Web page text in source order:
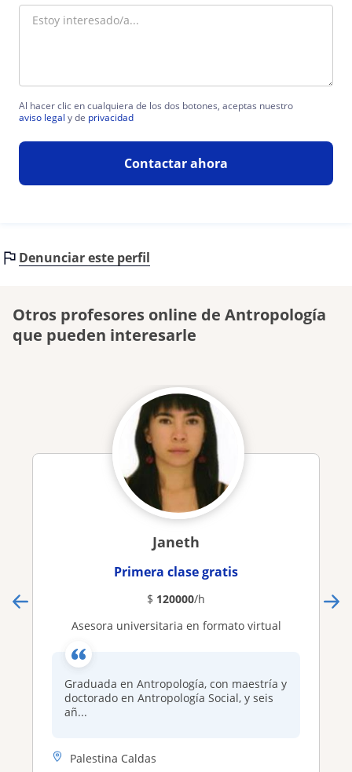
Al hacer clic en cualquiera de los dos botones, aceptas nuestro
aviso legal y de privacidad
Contactar ahora
Denunciar este perfil
Otros profesores online de Antropología
que pueden interesarle
Janeth
Primera clase gratis
$ 120000/h
Asesora universitaria en formato virtual
Graduada en Antropología, con maestría y
doctorado en Antropología Social, y seis
añ...
Palestina Caldas